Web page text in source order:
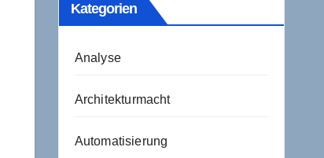
Kategorien
Analyse
Architekturmacht
Automatisierung